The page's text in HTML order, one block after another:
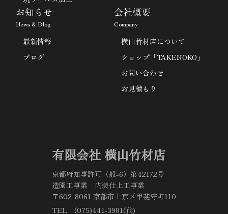
有限会社 横山竹材店
京都府知事許可（般-6）第42172号
造園工事業 内装仕上工事業
〒602-8061 京都市上京区甲斐守町110
TEL (075)441-3981(代)
お知らせ
News & Blog
最新情報
ブログ
会社概要
Company
横山竹材店について
ショップ「TAKENOKO」
お問い合わせ
お見積もり